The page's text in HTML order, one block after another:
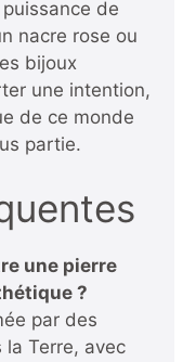
de
nacre rose ou
bijoux
une intention,
de ce monde
partie.
une pierre
?
par des
la Terre, avec